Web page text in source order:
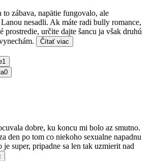
zábava, napätie fungovalo, ale
nesadli. Ak máte radi bully romance,
prostredie, určite dajte šancu ja však druhú
Čítať viac
1
0
dobre, ku koncu mi bolo az smutno.
den po tom co niekoho sexualne napadnu
je super, pripadne sa len tak uzmierit nad